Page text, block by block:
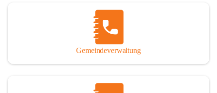
Von 1971 bis 1991 gehörte Wörterberg zur Gemeinde
Ollersdorf. Durch den Einsatz von mehreren Ortsansässigen
wurde Wörterberg 1991 wieder eine eigenständige
Die Gemeinde liegt im Südburgenland im Nordwesten des
Gemeindeverwaltung